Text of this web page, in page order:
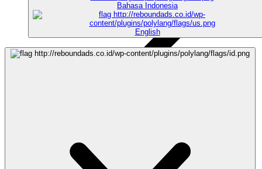
Bahasa Indonesia
English
Alasan Brand Kamu Harus Beriklan di Static Pillar Monorail